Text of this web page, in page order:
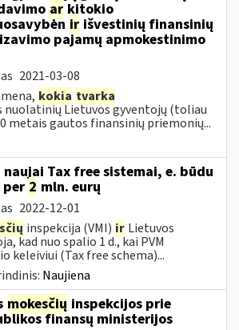
ar kitokio
ir išvestinių finansinių
pajamų apmokestinimo
2021-03-08
kokia tvarka
Lietuvos gyventojų (toliau
metais gautos finansinių priemonių...
Tax free sistemai, e. būdu
per 2 mln. eurų
2022-12-01
inspekcija (VMI) ir Lietuvos
kad nuo spalio 1 d., kai PVM
keleiviui (Tax free schema)...
Naujiena
mokesčių inspekcijos prie
finansų ministerijos